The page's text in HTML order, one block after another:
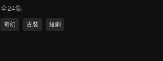
分鐘
全24集
奇幻 古裝 短劇